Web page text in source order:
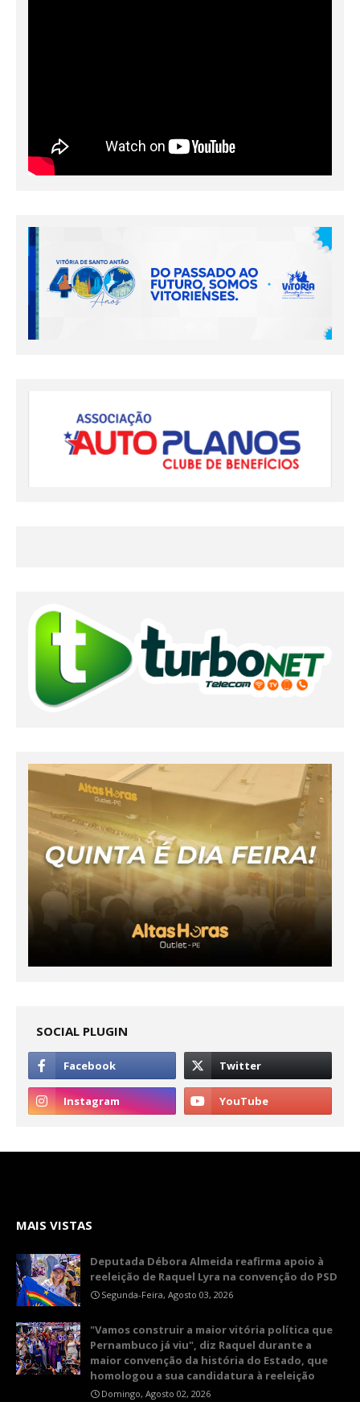
SOCIAL PLUGIN
MAIS VISTAS
Deputada Débora Almeida reafirma apoio à
reeleição de Raquel Lyra na convenção do PSD
Segunda-Feira, Agosto 03, 2026
"Vamos construir a maior vitória política que
Pernambuco já viu", diz Raquel durante a
maior convenção da história do Estado, que
homologou a sua candidatura à reeleição
Domingo, Agosto 02, 2026